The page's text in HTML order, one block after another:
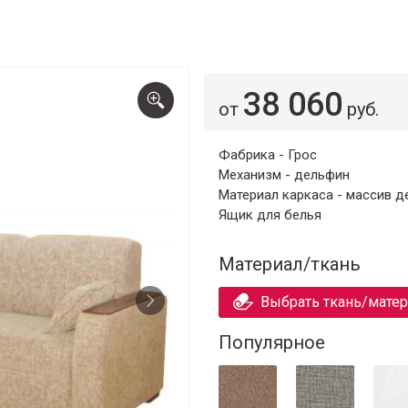
от 38 060 руб.
Фабрика - Грос
Механизм - дельфин
Материал каркаса - массив
Ящик для белья
Материал/ткань
Выбрать ткань/
Популярное